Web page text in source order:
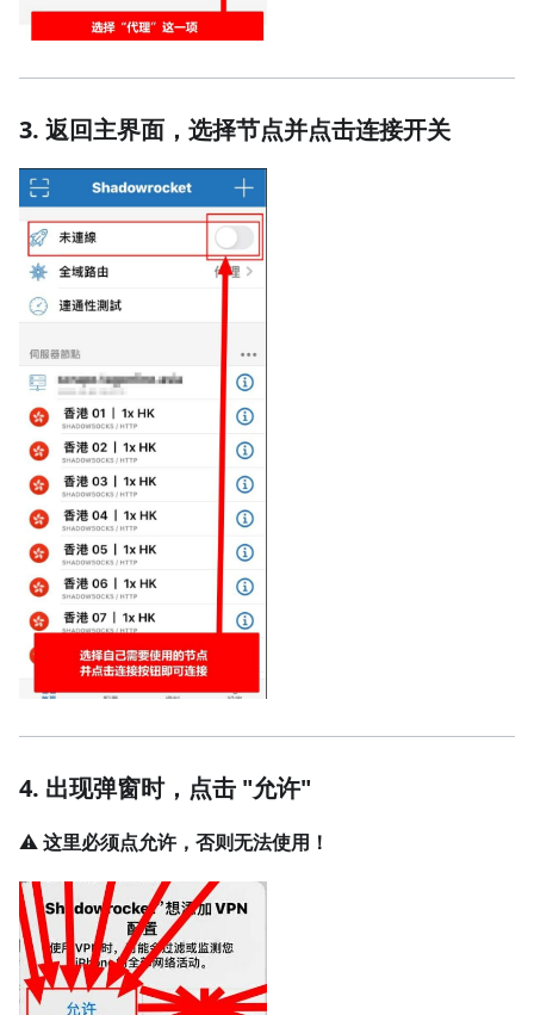
3. 返回主界面，选择节点并点击连接开关
4. 出现弹窗时，点击 "允许"
⚠️这里必须点允许，否则无法使用！